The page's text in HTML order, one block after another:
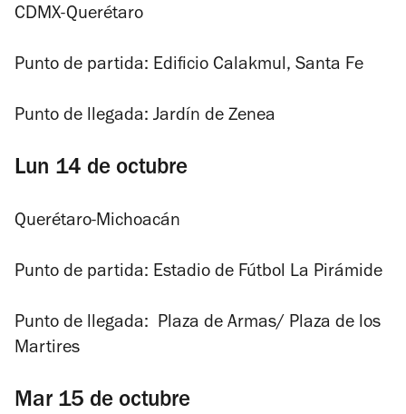
CDMX-Querétaro
Punto de partida: Edificio Calakmul, Santa Fe
Punto de llegada: Jardín de Zenea
Lun 14 de octubre
Querétaro-Michoacán
Punto de partida: Estadio de Fútbol La Pirámide
Punto de llegada: Plaza de Armas/ Plaza de los
Martires
Mar 15 de octubre